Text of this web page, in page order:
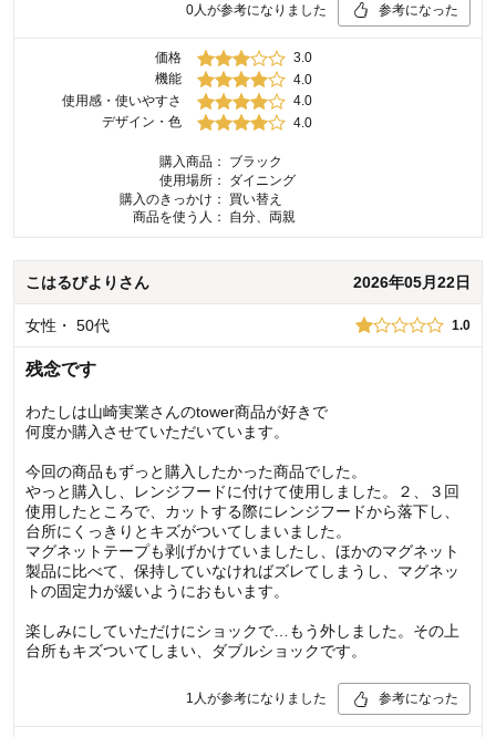
0人が参考になりました 参考になった
価格
3.0
機能
4.0
使用感・使いやすさ
4.0
デザイン・色
4.0
購入商品：
ブラック
使用場所：
ダイニング
購入のきっかけ：
買い替え
商品を使う人：
自分、両親
こはるびより さん 2026年05月22日
女性 ・ 50代 1.0
残念です
わたしは山崎実業さんのtower商品が好きで
何度か購入させていただいています。
今回の商品もずっと購入したかった商品でした。
やっと購入し、レンジフードに付けて使用しました。２、３回
使用したところで、カットする際にレンジフードから落下し、
台所にくっきりとキズがついてしまいました。
マグネットテープも剥げかけていましたし、ほかのマグネット
製品に比べて、保持していなければズレてしまうし、マグネッ
トの固定力が緩いようにおもいます。
楽しみにしていただけにショックで…もう外しました。その上
台所もキズついてしまい、ダブルショックです。
1 人が参考になりました 参考になった